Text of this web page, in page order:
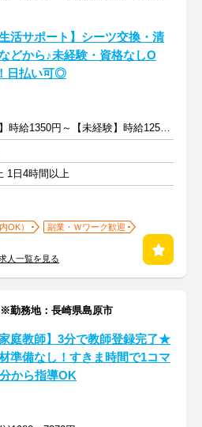
生活サポート】シーツ交換・清
どから♪未経験・資格なしO
日払い可◎
【経験者】時給1350円～【未経験】時給1250円～ ※交通費全額
1日4時間以上
OK）
副業・Ｗワーク歓迎
人一覧を見る
勤務地：長崎県島原市
家庭教師】3分で教師登録完了★
準備なし！すきま時間で1コマ
から指導OK